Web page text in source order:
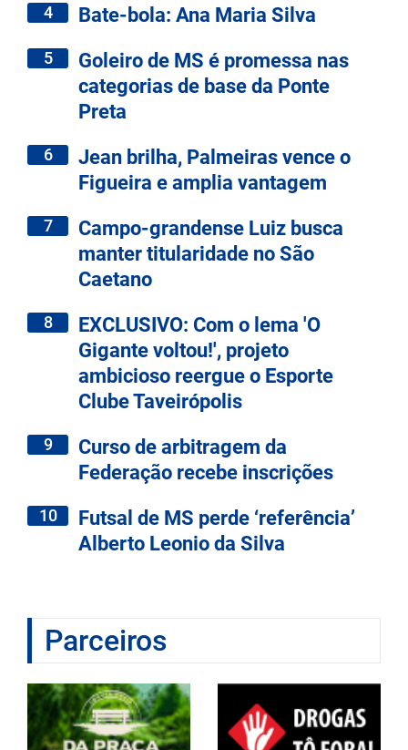
4 Bate-bola: Ana Maria Silva
5
Goleiro de MS é promessa nas
categorias de base da Ponte
Preta
6
Jean brilha, Palmeiras vence o
Figueira e amplia vantagem
7
Campo-grandense Luiz busca
manter titularidade no São
Caetano
8
EXCLUSIVO: Com o lema 'O
Gigante voltou!', projeto
ambicioso reergue o Esporte
Clube Taveirópolis
9
Curso de arbitragem da
Federação recebe inscrições
10
Futsal de MS perde ‘referência’
Alberto Leonio da Silva
Parceiros